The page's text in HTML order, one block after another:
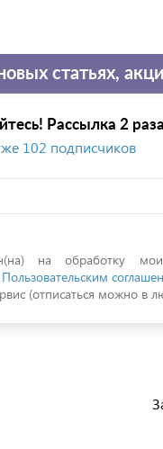
статьях,
Рассылка 2
102 подписчиков
на обработку
Пользовательским
(отписаться можно в